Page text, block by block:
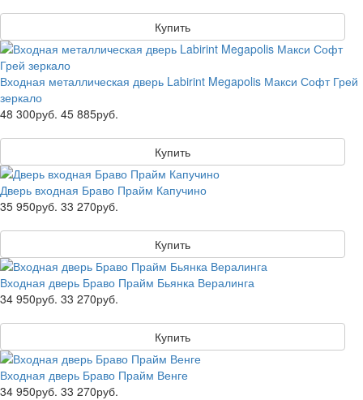
Купить
Входная металлическая дверь Labirint Megapolis Макси Софт Грей
зеркало
48 300руб. 45 885руб.
Купить
Дверь входная Браво Прайм Капучино
35 950руб. 33 270руб.
Купить
Входная дверь Браво Прайм Бьянка Вералинга
34 950руб. 33 270руб.
Купить
Входная дверь Браво Прайм Венге
34 950руб. 33 270руб.